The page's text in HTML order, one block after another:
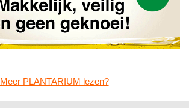
Meer PLANTARIUM lezen?